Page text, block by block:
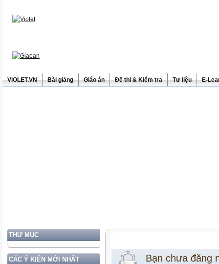
ViOLET.VN Bài giảng Giáo án Đề thi & Kiểm tra Tư liệu E-
THƯ MỤC
CÁC Ý KIẾN MỚI NHẤT Bạn chưa đăng